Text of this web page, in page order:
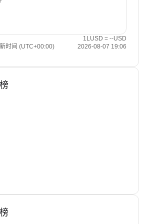
1LUSD = --USD
时间 (UTC+00:00)
2026-08-07 19:06